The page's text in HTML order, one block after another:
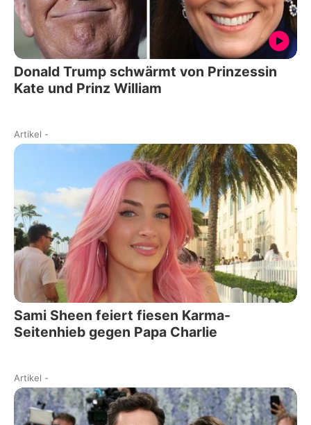
Donald Trump schwärmt von Prinzessin
Kate und Prinz William
Artikel -
Sami Sheen feiert fiesen Karma-
Seitenhieb gegen Papa Charlie
Artikel -